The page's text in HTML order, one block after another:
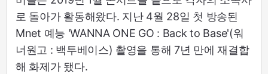
로 돌아가 활동해왔다. 지난 4월 28일 첫 방송된
Mnet 예능 'WANNA ONE GO : Back to Base'(워
너원고 : 백투베이스) 촬영을 통해 7년 만에 재결합
해 화제가 됐다.